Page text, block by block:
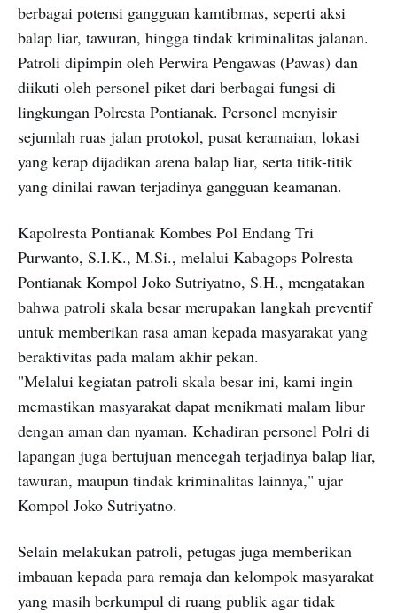
berbagai potensi gangguan kamtibmas, seperti aksi
balap liar, tawuran, hingga tindak kriminalitas jalanan.
Patroli dipimpin oleh Perwira Pengawas (Pawas) dan
diikuti oleh personel piket dari berbagai fungsi di
lingkungan Polresta Pontianak. Personel menyisir
sejumlah ruas jalan protokol, pusat keramaian, lokasi
yang kerap dijadikan arena balap liar, serta titik-titik
yang dinilai rawan terjadinya gangguan keamanan.
Kapolresta Pontianak Kombes Pol Endang Tri
Purwanto, S.I.K., M.Si., melalui Kabagops Polresta
Pontianak Kompol Joko Sutriyatno, S.H., mengatakan
bahwa patroli skala besar merupakan langkah preventif
untuk memberikan rasa aman kepada masyarakat yang
beraktivitas pada malam akhir pekan.
"Melalui kegiatan patroli skala besar ini, kami ingin
memastikan masyarakat dapat menikmati malam libur
dengan aman dan nyaman. Kehadiran personel Polri di
lapangan juga bertujuan mencegah terjadinya balap liar,
tawuran, maupun tindak kriminalitas lainnya," ujar
Kompol Joko Sutriyatno.
Selain melakukan patroli, petugas juga memberikan
imbauan kepada para remaja dan kelompok masyarakat
yang masih berkumpul di ruang publik agar tidak